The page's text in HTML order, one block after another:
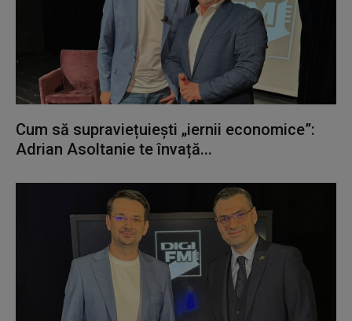
Cum să supraviețuiești „iernii economice”:
Adrian Asoltanie te învață...